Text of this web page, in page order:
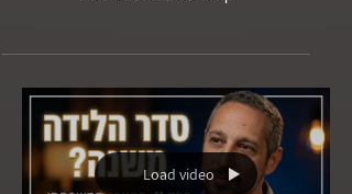
קורס על עשרת הדברות